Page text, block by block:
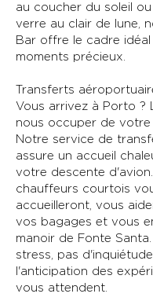
au coucher du soleil
verre au clair de lune,
Bar offre le cadre
moments précieux.
Transferts
Vous arrivez à Porto ?
nous occuper de votre
Notre service de
assure un accueil
votre descente
chauffeurs courtois
accueilleront, vous
vos bagages et vous
manoir de Fonte
stress, pas
l'anticipation des
vous attendent.